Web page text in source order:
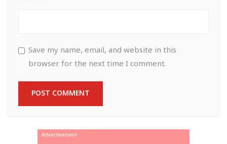
Save my name, email, and website in this
browser for the next time I comment.